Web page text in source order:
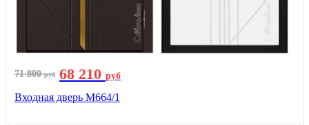
71 800руб 68 210 руб
Входная дверь М664/1